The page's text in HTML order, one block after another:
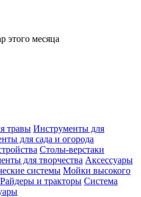
этого месяца
травы Инструменты для
для сада и огорода
Столы-верстаки
для творчества Аксессуары
системы Мойки высокого
Райдеры и тракторы Система